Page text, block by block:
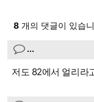
8 개의 댓글이 있습
...
저도 82에서 얼리라